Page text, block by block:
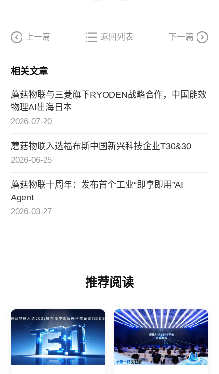
上一篇 返回列表 下一篇
相关文章
蘑菇物联与三菱旗下RYODEN战略合作，中国能效
物理AI出海日本
2026-07-20
蘑菇物联入选福布斯中国新兴科技企业T30&30
2026-06-25
蘑菇物联十周年：发布首个工业“即拿即用”AI
Agent
2026-03-27
推荐阅读